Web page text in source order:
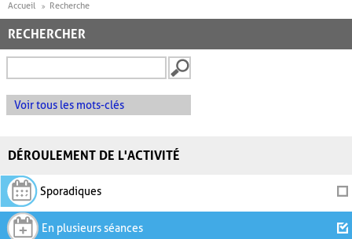
Accueil Recherche
RECHERCHER
Voir tous les mots-clés
DÉROULEMENT DE L'ACTIVITÉ
Sporadiques
En plusieurs séances